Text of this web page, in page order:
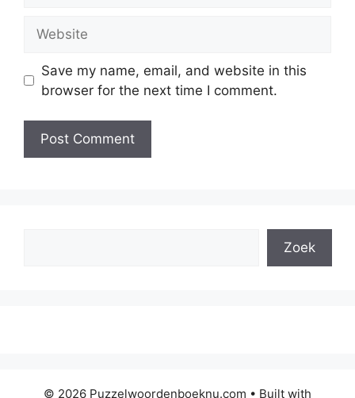
Save my name, email, and website in this
browser for the next time I comment.
Zoek
© 2026 Puzzelwoordenboeknu.com • Built with